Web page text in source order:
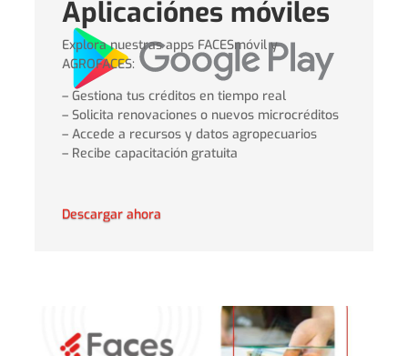
Aplicaciónes móviles
Explora nuestras apps FACESmóvil y
AGROFACES:
– Gestiona tus créditos en tiempo real
– Solicita renovaciones o nuevos microcréditos
– Accede a recursos y datos agropecuarios
– Recibe capacitación gratuita
Descargar ahora